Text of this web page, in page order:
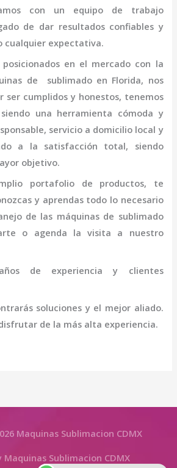
con un equipo de trabajo
de dar resultados confiables y
cualquier expectativa.
en el mercado con la
de sublimado en Florida, nos
ser cumplidos y honestos, tenemos
una herramienta cómoda y
servicio a domicilio local y
a la satisfacción total, siendo
objetivo.
portafolio de productos, te
y aprendas todo lo necesario
de las máquinas de sublimado
o agenda la visita a nuestro
de experiencia y clientes
soluciones y el mejor aliado.
de la más alta experiencia.
Maquinas Sublimacion CDMX
Maquinas Sublimacion CDMX